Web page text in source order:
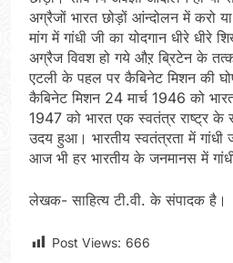
अग्रैजों भारत छोड़ों आंन्दोलन में करो
मांग में गांधी जी का योदगान धीरे
अग्रैज विवश हो गये औऱ ब्रिटेन के
एटली के पहल पर कैबिनेट मिशन की
कैबिनेट मिशन 24 मार्च 1946 को
1947 को भारत एक स्वतंत्र राष्ट्र के
उदय हुआ। भारतीय स्वतंत्रता में गांधी
आज भी हर भारतीय के जनमानस में गांधी
लेखक- साहित्य टी.वी. के संपादक है।
Post Views: 666